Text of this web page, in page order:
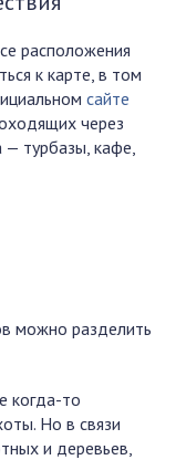
расположения
к карте, в том
сайте
через
— турбазы, кафе,
можно разделить
когда-то
Но в связи
и деревьев,